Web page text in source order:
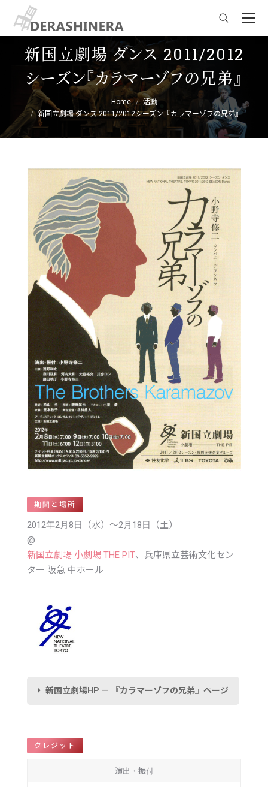
Search:
新国立劇場 ダンス 2011/2012
シーズン『カラマーゾフの兄弟』
You are here:
Home
活動
新国立劇場 ダンス 2011/2012シーズン『カラマーゾフの兄弟』
期間と場所
2012年2月8日（水） 〜2月18日（土）
新国立劇場 小劇場 THE PIT、兵庫県立芸術文化セン
ター 阪急 中ホール
新国立劇場HP － 『カラマーゾフの兄弟』ページ
クレジット
演出・振付